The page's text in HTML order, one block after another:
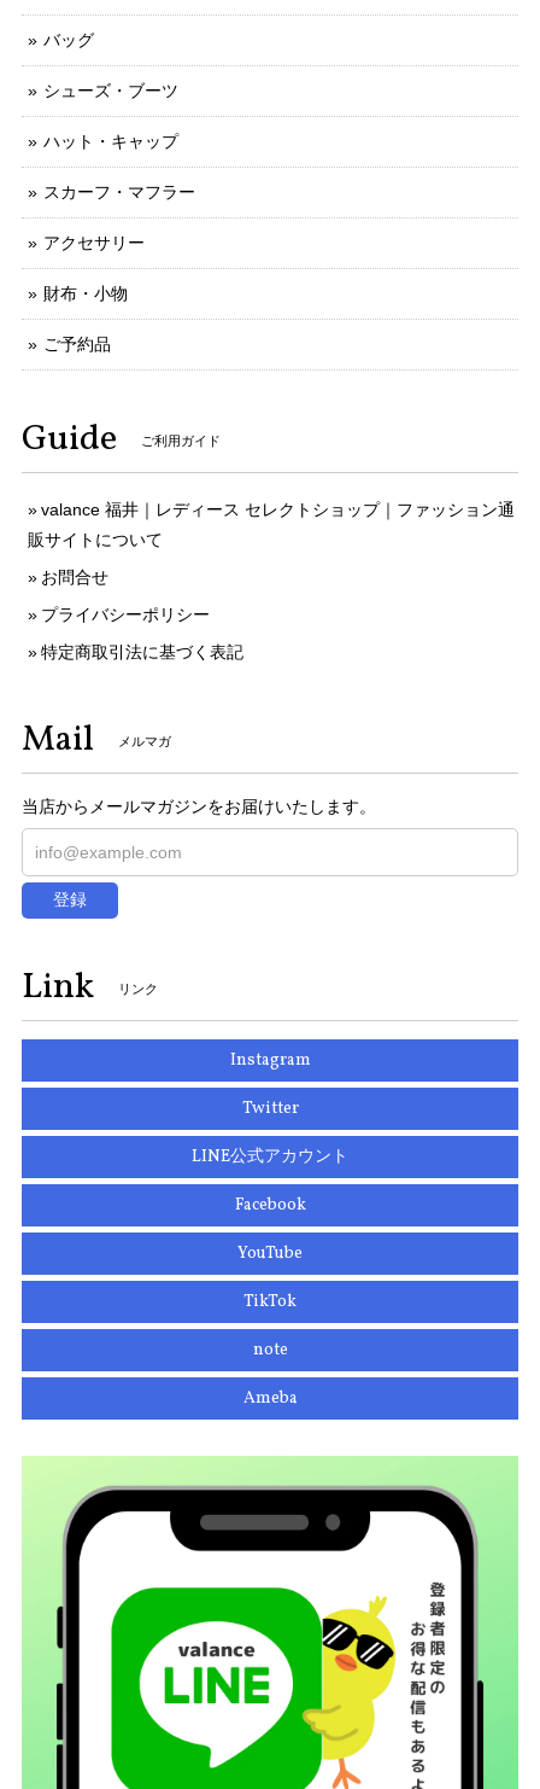
バッグ
シューズ・ブーツ
ハット・キャップ
スカーフ・マフラー
アクセサリー
財布・小物
ご予約品
Guide ご利用ガイド
valance 福井｜レディース セレクトショップ｜ファッション通
販サイトについて
お問合せ
プライバシーポリシー
特定商取引法に基づく表記
Mail メルマガ
当店からメールマガジンをお届けいたします。
登録
Link リンク
Instagram
Twitter
LINE公式アカウント
Facebook
YouTube
TikTok
note
Ameba